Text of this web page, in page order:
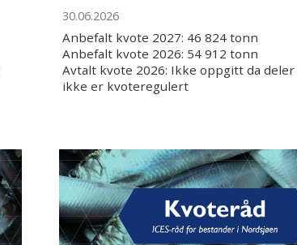
30.06.2026
Anbefalt kvote 2027: 46 824 tonn
Anbefalt kvote 2026: 54 912 tonn
Avtalt kvote 2026: Ikke oppgitt da
ikke er kvoteregulert